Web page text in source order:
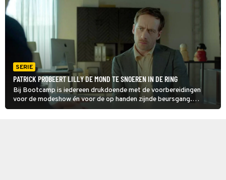
SERIE
PATRICK PROBEERT LILLY DE MOND TE SNOEREN IN DE RING
Bij Bootcamp is iedereen drukdoende met de voorbereidingen
voor de modeshow én voor de op handen zijnde beursgang.
Daarom wil Patrick in deze aflevering van De Ring niet dat Lilly de